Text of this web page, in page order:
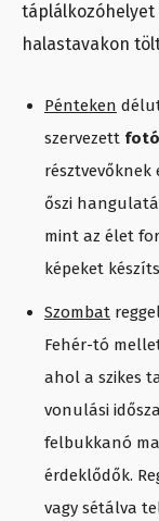
táplálkozóhelyet
halastavakon
Pénteken
szervezett
résztvevőknek
őszi
mint az élet
képeket
Szombat
Fehér-tó
ahol a szikes
vonulási
felbukkanó
érdeklődők.
vagy sétálva